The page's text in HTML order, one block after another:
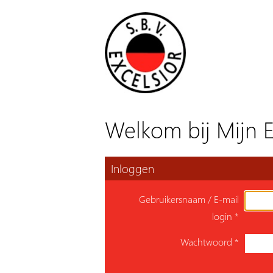
Welkom bij Mijn
Inloggen
Gebruikersnaam / E-mail
login *
Wachtwoord *